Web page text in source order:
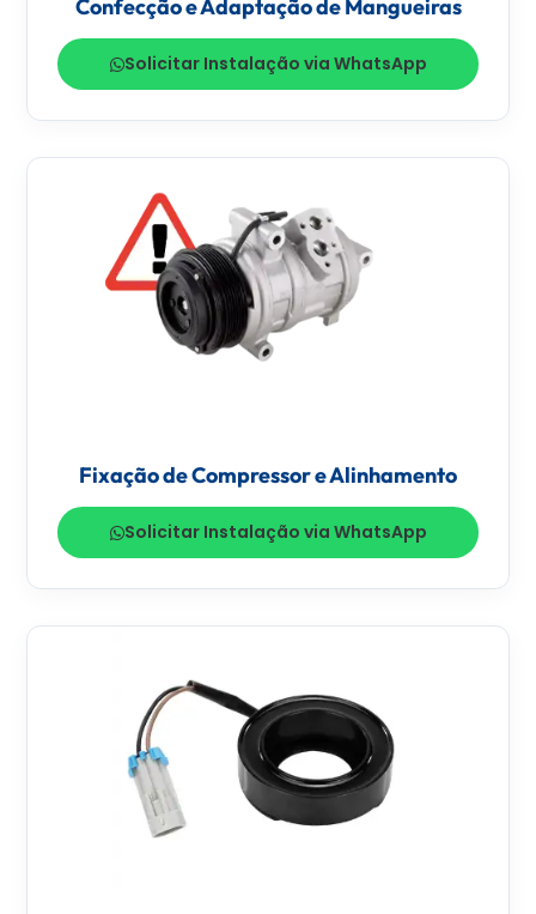
Confecção e Adaptação de Mangueiras
Solicitar Instalação via WhatsApp
Fixação de Compressor e Alinhamento
Solicitar Instalação via WhatsApp